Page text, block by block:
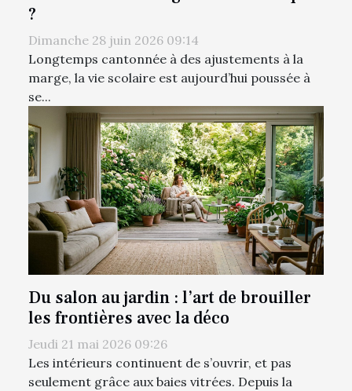
?
Dimanche 28 juin 2026 09:14
Longtemps cantonnée à des ajustements à la
marge, la vie scolaire est aujourd’hui poussée à
se...
Du salon au jardin : l’art de brouiller
les frontières avec la déco
Jeudi 21 mai 2026 09:26
Les intérieurs continuent de s’ouvrir, et pas
seulement grâce aux baies vitrées. Depuis la